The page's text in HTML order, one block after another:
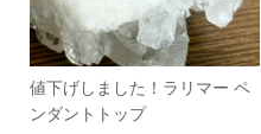
値下げしました！ラリマー ペ
ンダントトップ